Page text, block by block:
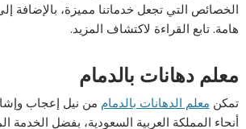
الخصائص التي تجعل خدماتنا مميزة، بالإضافة
هامة. تابع القراءة لاكتشاف المزيد.
معلم دهانات بالدمام
تمكن معلم الدهانات بالدمام من نيل إعجاب
أنحاء المملكة العربية السعودية، بفضل الخدمة